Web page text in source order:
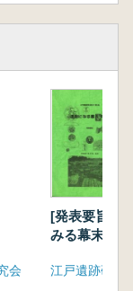
会
[発表要旨]
みる幕末・
江戸遺跡研究